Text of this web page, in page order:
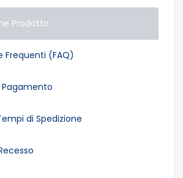
Prodotto
Frequenti (FAQ)
di Spedizione